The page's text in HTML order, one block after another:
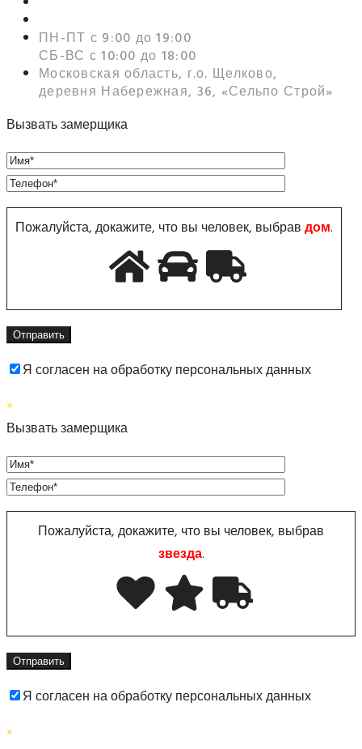
ПН-ПТ с 9:00 до 19:00
СБ-ВС с 10:00 до 18:00
Московская область, г.о. Щелково,
деревня Набережная, 36, «Сельпо Строй»
Вызвать замерщика
Пожалуйста, докажите, что вы человек, выбравдом.
Я согласен на обработку персональных данных
×
Вызвать замерщика
Пожалуйста, докажите, что вы человек, выбрав
звезда.
Я согласен на обработку персональных данных
×